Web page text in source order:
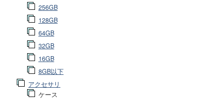
256GB
128GB
64GB
32GB
16GB
8GB以下
アクセサリ
ケース